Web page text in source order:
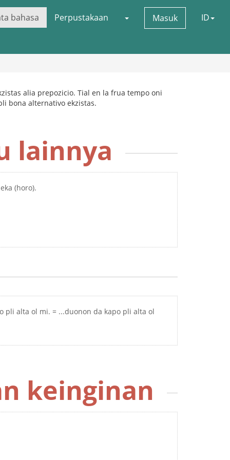
bahasa Perpustakaan Masuk ID
alia prepozicio. Tial en la frua tempo oni
bona alternativo ekzistas.
lainnya
(horo).
pli alta ol mi. = ...duonon da kapo pli alta ol
keinginan